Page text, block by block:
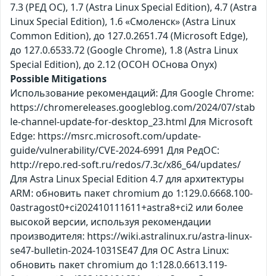
7.3 (РЕД ОС), 1.7 (Astra Linux Special Edition), 4.7 (Astra
Linux Special Edition), 1.6 «Смоленск» (Astra Linux
Common Edition), до 127.0.2651.74 (Microsoft Edge),
до 127.0.6533.72 (Google Chrome), 1.8 (Astra Linux
Special Edition), до 2.12 (ОСОН ОСнова Оnyx)
Possible Mitigations
Использование рекомендаций: Для Google Chrome:
https://chromereleases.googleblog.com/2024/07/stab
le-channel-update-for-desktop_23.html Для Microsoft
Edge: https://msrc.microsoft.com/update-
guide/vulnerability/CVE-2024-6991 Для РедОС:
http://repo.red-soft.ru/redos/7.3c/x86_64/updates/
Для Astra Linux Special Edition 4.7 для архитектуры
ARM: обновить пакет chromium до 1:129.0.6668.100-
0astragost0+ci202410111611+astra8+ci2 или более
высокой версии, используя рекомендации
производителя: https://wiki.astralinux.ru/astra-linux-
se47-bulletin-2024-1031SE47 Для ОС Astra Linux:
обновить пакет chromium до 1:128.0.6613.119-